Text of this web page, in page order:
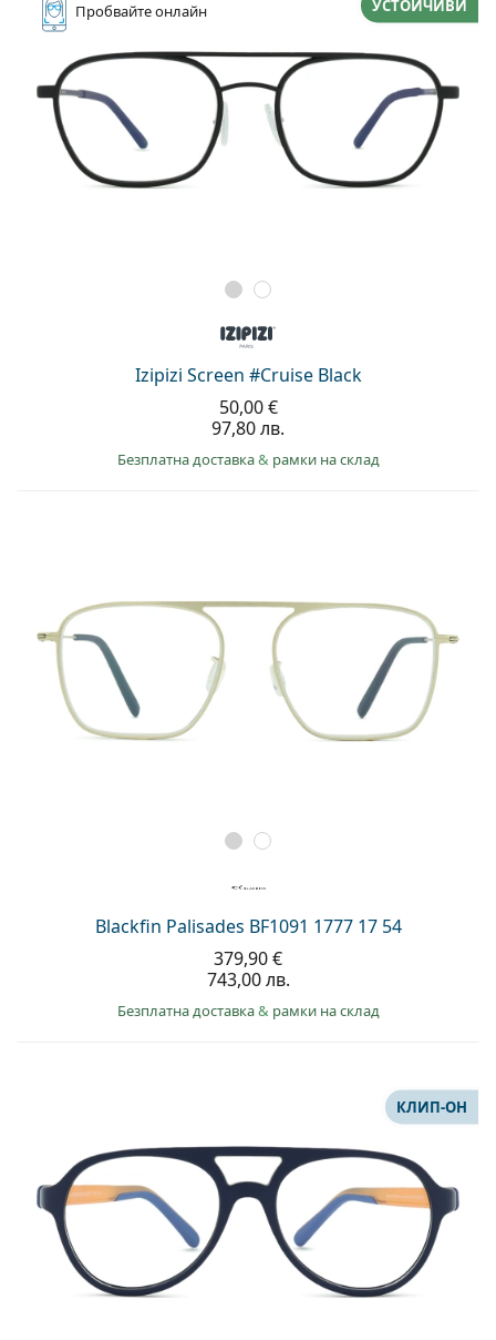
Пробвайтеонлайн
Izipizi Screen #Cruise Black
УСТОЙЧИВИ
50,00 €
97,80 лв.
Безплатна доставка& рамки на склад
Blackfin Palisades BF1091 1777 17 54
379,90 €
743,00 лв.
Безплатна доставка& рамки на склад
КЛИП-ОН